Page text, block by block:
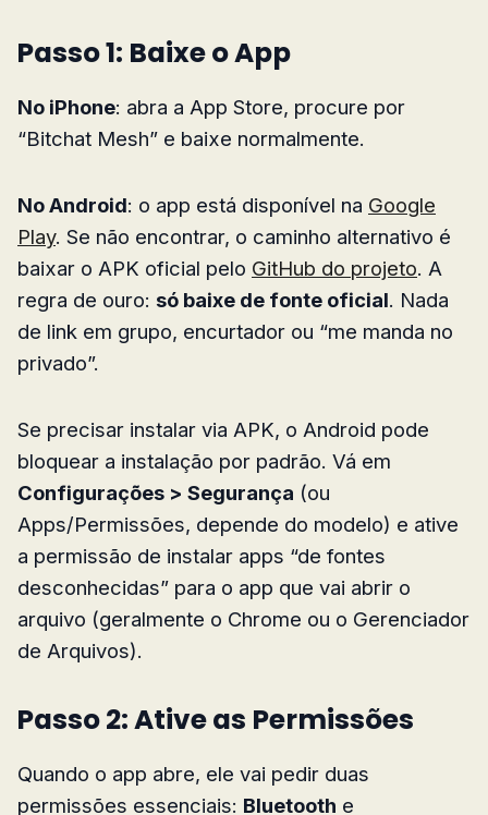
Passo 1: Baixe o App
No iPhone: abra a App Store, procure por
“Bitchat Mesh” e baixe normalmente.
No Android: o app está disponível na Google
Play. Se não encontrar, o caminho alternativo é
baixar o APK oficial pelo GitHub do projeto. A
regra de ouro: só baixe de fonte oficial. Nada
de link em grupo, encurtador ou “me manda no
privado”.
Se precisar instalar via APK, o Android pode
bloquear a instalação por padrão. Vá em
Configurações > Segurança (ou
Apps/Permissões, depende do modelo) e ative
a permissão de instalar apps “de fontes
desconhecidas” para o app que vai abrir o
arquivo (geralmente o Chrome ou o Gerenciador
de Arquivos).
Passo 2: Ative as Permissões
Quando o app abre, ele vai pedir duas
permissões essenciais: Bluetooth e